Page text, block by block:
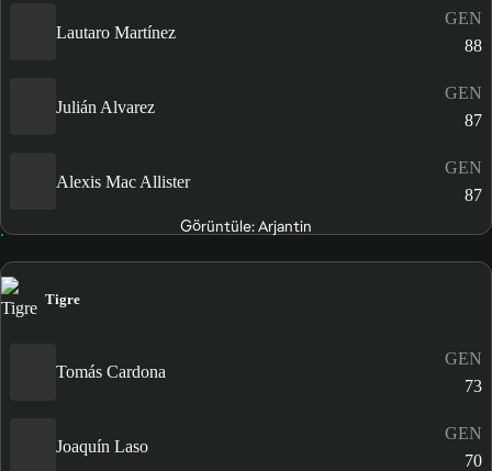
Lautaro Martínez
GEN
88
Julián Alvarez
GEN
87
Alexis Mac Allister
GEN
87
Görüntüle: Arjantin
Tigre
Tomás Cardona
GEN
73
Joaquín Laso
GEN
70